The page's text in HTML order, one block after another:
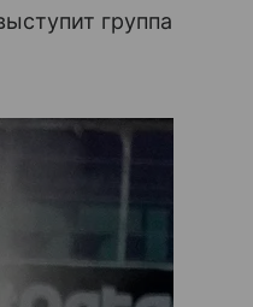
группа